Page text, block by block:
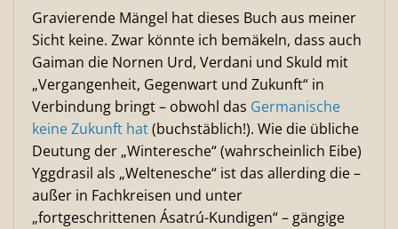
Gravierende Mängel hat dieses Buch aus meiner
Sicht keine. Zwar könnte ich bemäkeln, dass auch
Gaiman die Nornen Urd, Verdani und Skuld mit
„Vergangenheit, Gegenwart und Zukunft“ in
Verbindung bringt – obwohl das Germanische
keine Zukunft hat(buchstäblich!). Wie die übliche
Deutung der „Winteresche“ (wahrscheinlich Eibe)
Yggdrasil als „Weltenesche“ ist das allerding die –
außer in Fachkreisen und unter
„fortgeschrittenen Ásatrú-Kundigen“ – gängige